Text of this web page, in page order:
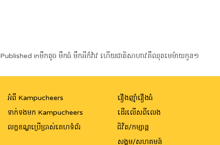
Post
navigation
Published inមឹកតូច មឹកធំ មឹកអីក៏វ៉ាវ ហើយជាតិសាហាវគឺឈុតមេម៉ាយកូន១
អំពី Kampucheers
ទាក់ទងមក Kampucheers
លក្ខខណ្ឌប្រើប្រាស់គេហទំព័រ
រឿងញ៉ាំរឿងធំ
ដើរលើសពីលេង
ជិវិត/កម្សាន្ត
សង្គម/សហគមន៍